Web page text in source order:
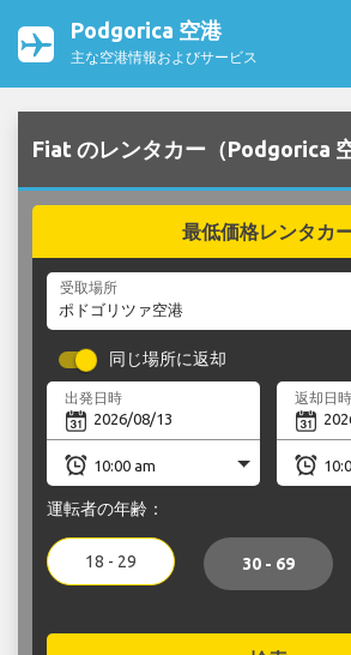
Podgorica 空港
主な空港情報およびサービス
Fiat のレンタカー（Podgorica 空
最低価格レンタカ
受取場所
同じ場所に返却
出発日時 返却日時
運転者の年齢：
18 - 29 30 - 69